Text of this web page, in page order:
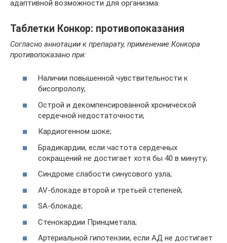
адаптивной возможности для организма.
Таблетки Конкор: противопоказания
Согласно аннотации к препарату, применение Конкора
противопоказано при:
Наличии повышенной чувствительности к
бисопрололу;
Острой и декомпенсированной хронической
сердечной недостаточности;
Кардиогенном шоке;
Брадикардии, если частота сердечных
сокращений не достигает хотя бы 40 в минуту;
Синдроме слабости синусового узла;
AV-блокаде второй и третьей степеней;
SA-блокаде;
Стенокардии Принцметала;
Артериальной гипотензии, если АД не достигает